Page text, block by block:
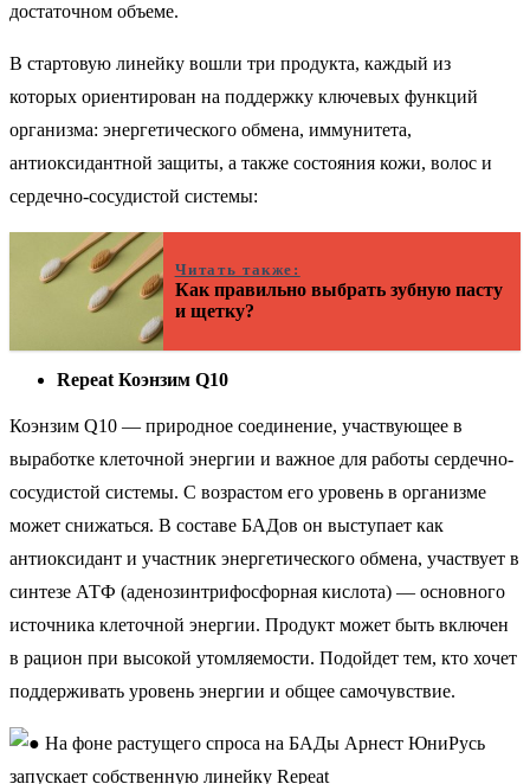
достаточном объеме.
В стартовую линейку вошли три продукта, каждый из
которых ориентирован на поддержку ключевых функций
организма: энергетического обмена, иммунитета,
антиоксидантной защиты, а также состояния кожи, волос и
сердечно-сосудистой системы:
Читать также:
Как правильно выбрать зубную пасту
и щетку?
Repeat Коэнзим Q10
Коэнзим Q10 — природное соединение, участвующее в
выработке клеточной энергии и важное для работы сердечно-
сосудистой системы. С возрастом его уровень в организме
может снижаться. В составе БАДов он выступает как
антиоксидант и участник энергетического обмена, участвует в
синтезе АТФ (аденозинтрифосфорная кислота) — основного
источника клеточной энергии. Продукт может быть включен
в рацион при высокой утомляемости. Подойдет тем, кто хочет
поддерживать уровень энергии и общее самочувствие.